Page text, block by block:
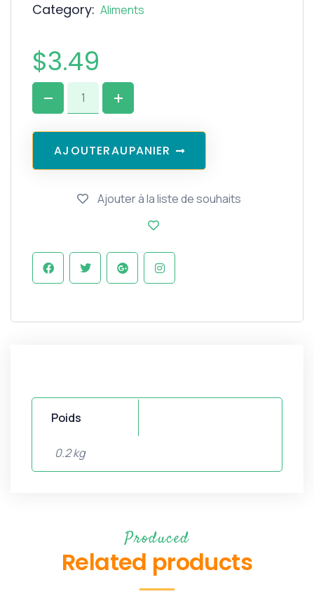
Category: Aliments
$3.49
AJ OUTERAUPANIER
Ajouter à la liste de souhaits
Poids
0.2 kg
Produced
Related products